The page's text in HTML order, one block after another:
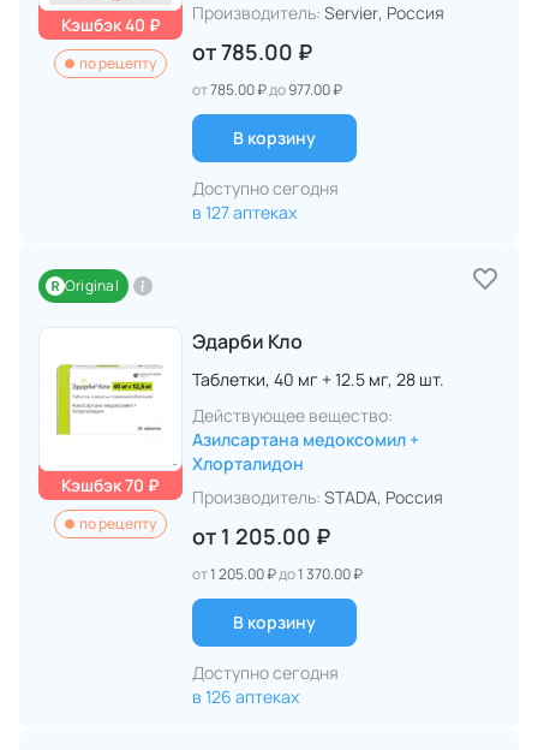
Кэшбэк 40 ₽
по рецепту
Производитель: Servier, Россия
от785.00 ₽
от785.00 ₽до977.00 ₽
В корзину
Доступно сегодня
в 127 аптеках
Original
Кэшбэк 70 ₽
по рецепту
Эдарби Кло
Таблетки, 40 мг + 12.5 мг, 28 шт.
Действующее вещество:
Азилсартана медоксомил +
Хлорталидон
Производитель: STADA, Россия
от 1 205.00 ₽
от1 205.00 ₽до1 370.00 ₽
В корзину
Доступно сегодня
в 126 аптеках